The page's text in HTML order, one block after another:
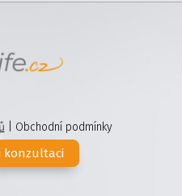
| Obchodní podmínky
konzultaci